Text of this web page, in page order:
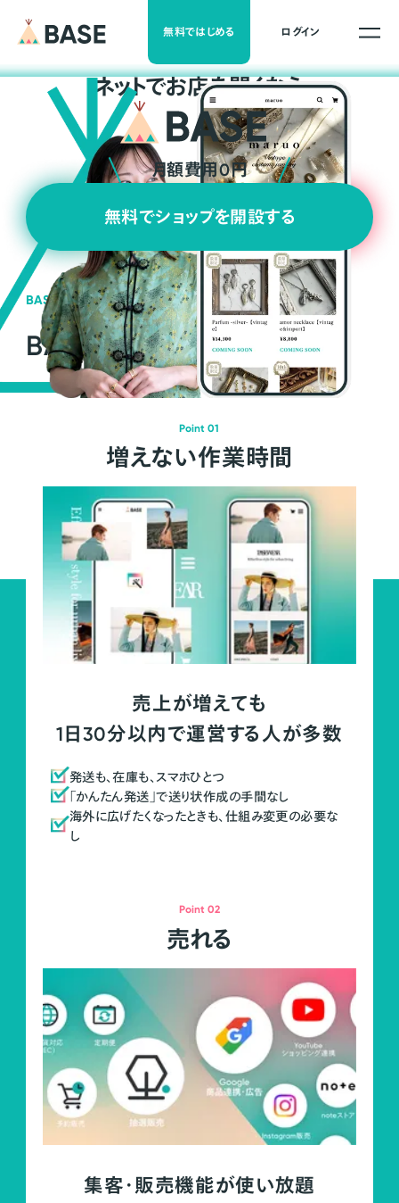
無料ではじめる ログイン
ネットでお店を開くなら
月額費用0円
無料でショップを開設する
BASEの強み
BASEが強い3つの理由
Point 01
増えない作業時間
売上が増えても
1日30分以内で運営する人が多数
発送も、在庫も、スマホひとつ
「かんたん発送」で送り状作成の手間なし
海外に広げたくなったときも、仕組み変更の必要な
し
Point 02
売れる
集客・販売機能が使い放題